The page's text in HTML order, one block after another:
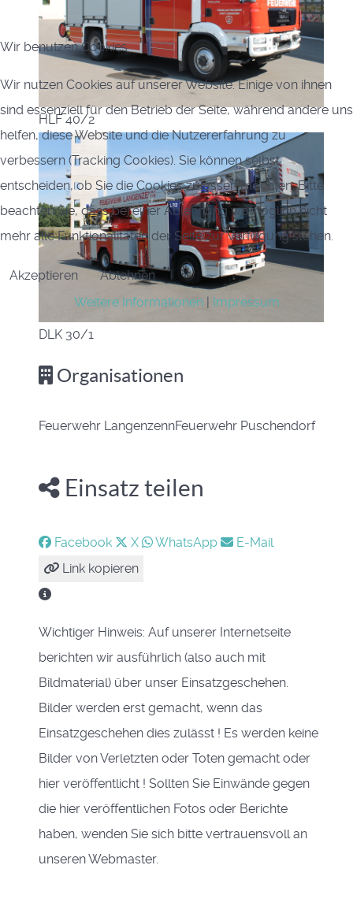
HLF 40/2
DLK 30/1
Organisationen
Feuerwehr LangenzennFeuerwehr Puschendorf
Einsatz teilen
Facebook X WhatsApp
E-Mail
Link kopieren
Wichtiger Hinweis: Auf unserer Internetseite
berichten wir ausführlich (also auch mit
Bildmaterial) über unser Einsatzgeschehen.
Bilder werden erst gemacht, wenn das
Einsatzgeschehen dies zulässt ! Es werden keine
Bilder von Verletzten oder Toten gemacht oder
hier veröffentlicht ! Sollten Sie Einwände gegen
die hier veröffentlichen Fotos oder Berichte
haben, wenden Sie sich bitte vertrauensvoll an
unseren Webmaster.
Wir benutzen Cookies
Wir nutzen Cookies auf unserer Website. Einige von ihnen
sind essenziell für den Betrieb der Seite, während andere uns
helfen, diese Website und die Nutzererfahrung zu
verbessern (Tracking Cookies). Sie können selbst
entscheiden, ob Sie die Cookies zulassen möchten. Bitte
beachten Sie, dass bei einer Ablehnung womöglich nicht
mehr alle Funktionalitäten der Seite zur Verfügung stehen.
Akzeptieren
Ablehnen
Weitere Informationen| Impressum